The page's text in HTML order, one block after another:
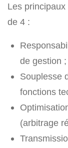
Les
de 4 :
de gestion ;
Souplesse
fonctions
(arbitrage